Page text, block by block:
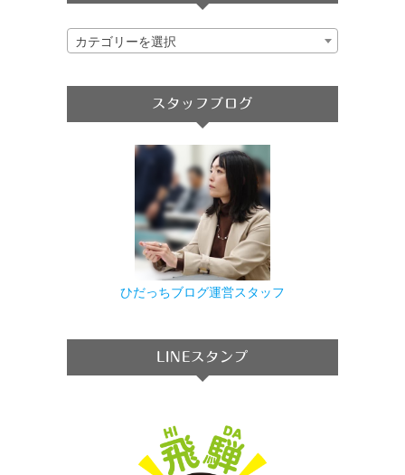
カテゴリーを選択
スタッフブログ
ひだっちブログ運営スタッフ
LINEスタンプ